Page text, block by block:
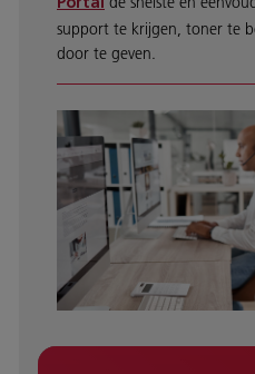
Portal
support te krijgen, toner te
door te geven.